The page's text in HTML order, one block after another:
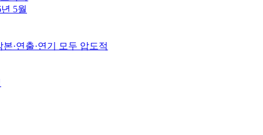
5월
·연출·연기 모두 압도적